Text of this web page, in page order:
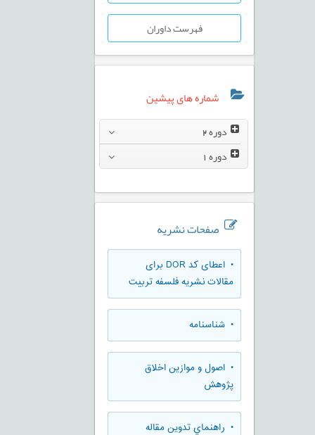
فهرست داوران
شماره های پیشین
دوره
دوره
صفحات نشریه
• اعطای کد DOR برای
مقالات نشریه فلسفه تربیت
• شناسنامه
• اصول و موازین اخلاق
پژوهش
• راهنماي تدوين مقاله